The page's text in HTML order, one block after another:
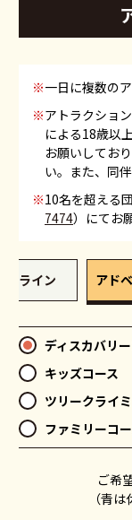
※一日に複数の
※アトラクショ
による18歳以
お願いしてお
い。また、同
※10名を超える
7474）にてお
プライン アド
ディスカバリ
キッズコース
ツリークライ
ファミリーコ
ご希
（青